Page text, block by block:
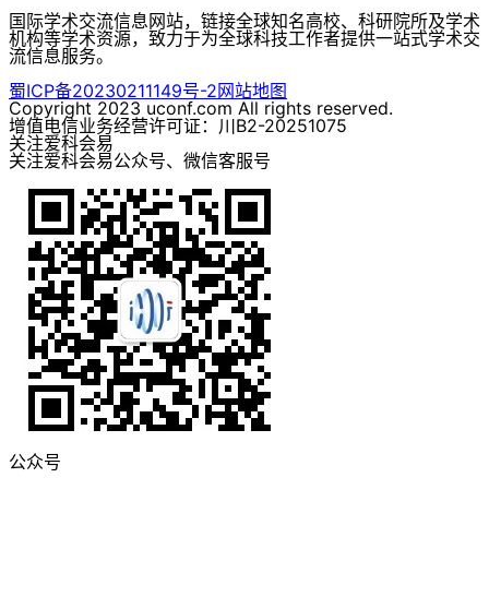
国际学术交流信息网站，链接全球知名高校、科研院所及学术
机构等学术资源，致力于为全球科技工作者提供一站式学术交
流信息服务。
蜀ICP备20230211149号-2网站地图
Copyright 2023 uconf.com All rights reserved.
增值电信业务经营许可证：川B2-20251075
关注爱科会易
关注爱科会易公众号、微信客服号
公众号